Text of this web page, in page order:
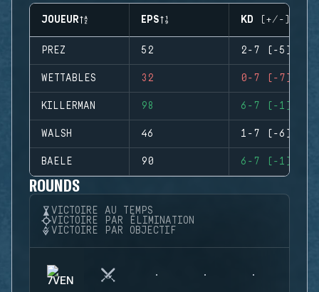
JOUEUR EPS KD (+/-)
PREZ 52 2-7 (-5)
WETTABLES 32 0-7 (-7)
KILLERMAN 98 6-7 (-1)
WALSH 46 1-7 (-6)
BAELE 90 6-7 (-1)
ROUNDS
VICTOIRE AU TEMPS
VICTOIRE PAR ÉLIMINATION
VICTOIRE PAR OBJECTIF